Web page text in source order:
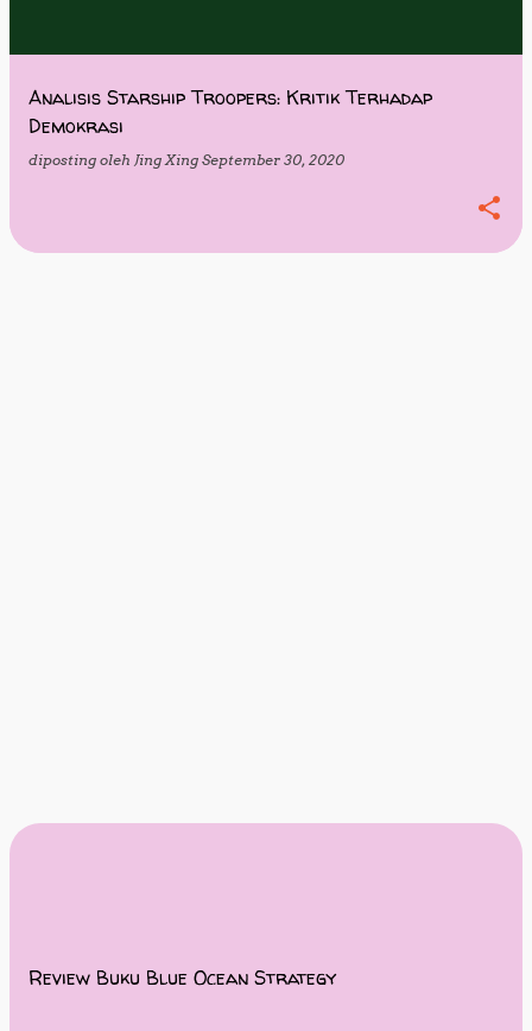
n
Analisis Starship Troopers: Kritik Terhadap
Demokrasi
diposting oleh Jing Xing September 30, 2020
Review Buku Blue Ocean Strategy